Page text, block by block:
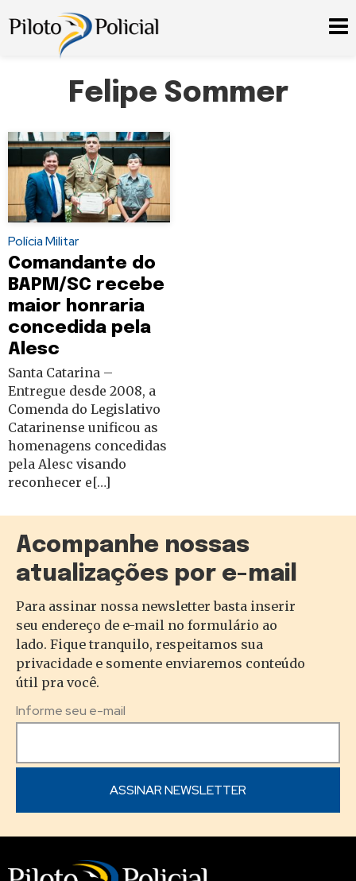
Felipe Sommer
Polícia Militar
Comandante do
BAPM/SC recebe
maior honraria
concedida pela
Alesc
Santa Catarina –
Entregue desde 2008, a
Comenda do Legislativo
Catarinense unificou as
homenagens concedidas
pela Alesc visando
reconhecer e[…]
Acompanhe nossas
atualizações por e-mail
Para assinar nossa newsletter basta inserir
seu endereço de e-mail no formulário ao
lado. Fique tranquilo, respeitamos sua
privacidade e somente enviaremos conteúdo
útil pra você.
Informe seu e-mail